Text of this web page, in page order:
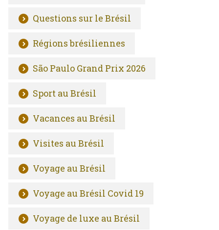
Questions sur le Brésil
Régions brésiliennes
São Paulo Grand Prix 2026
Sport au Brésil
Vacances au Brésil
Visites au Brésil
Voyage au Brésil
Voyage au Brésil Covid 19
Voyage de luxe au Brésil